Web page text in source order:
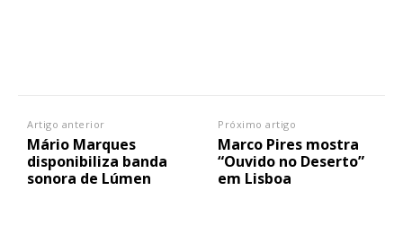
Artigo anterior
Mário Marques
disponibiliza banda
sonora de Lúmen
Próximo artigo
Marco Pires mostra
“Ouvido no Deserto”
em Lisboa